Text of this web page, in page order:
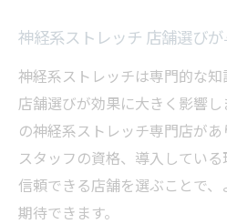
神経系ストレッチ 店舗選び
神経系ストレッチは専門的な知
店舗選びが効果に大きく影響
の神経系ストレッチ専門店が
スタッフの資格、導入している
信頼できる店舗を選ぶことで
期待できます。